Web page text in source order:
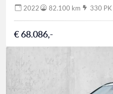
2022 82.100 km 330 PK
€ 68.086,-